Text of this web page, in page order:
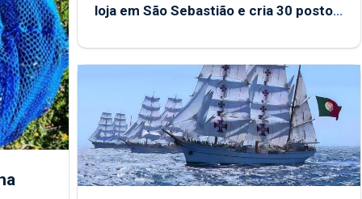
loja em São Sebastião e cria 30 postos